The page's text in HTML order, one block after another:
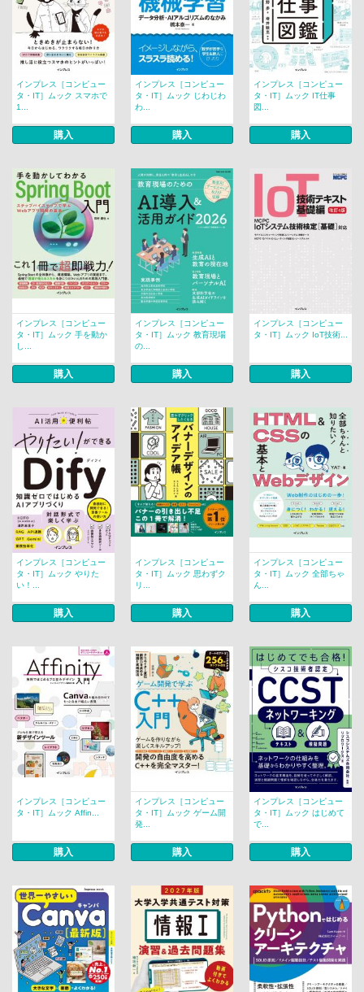
インプレス［コンピュー
タ・IT］ムック スマホで
1...
購入
インプレス［コンピュー
タ・IT］ムック じわじわ
わ...
購入
インプレス［コンピュー
タ・IT］ムック IT仕事
図...
購入
インプレス［コンピュー
タ・IT］ムック 手を動か
し...
購入
インプレス［コンピュー
タ・IT］ムック 教育現場
の...
購入
インプレス［コンピュー
タ・IT］ムック IoT技術...
購入
インプレス［コンピュー
タ・IT］ムック やりた
い！...
購入
インプレス［コンピュー
タ・IT］ムック 思わずク
リ...
購入
インプレス［コンピュー
タ・IT］ムック 全部ちゃ
ん...
購入
インプレス［コンピュー
タ・IT］ムック Affin...
購入
インプレス［コンピュー
タ・IT］ムック ゲーム開
発...
購入
インプレス［コンピュー
タ・IT］ムック はじめて
で...
購入